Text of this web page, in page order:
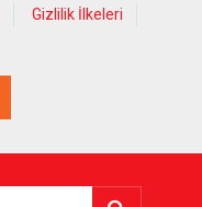
Gizlilik İlkeleri